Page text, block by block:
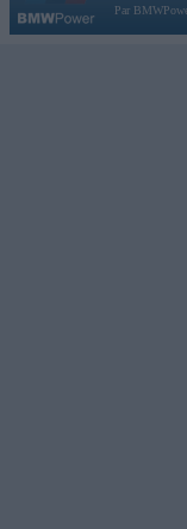
Par